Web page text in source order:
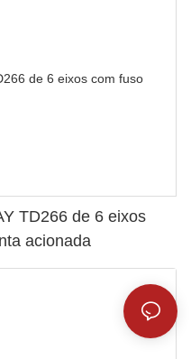
TD266 de 6 eixos
acionada